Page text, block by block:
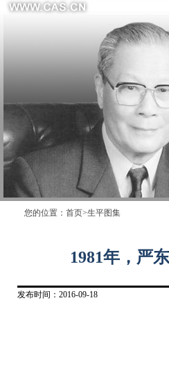
您的位置： 首页>生平图集
1981年，严
发布时间：2016-09-18